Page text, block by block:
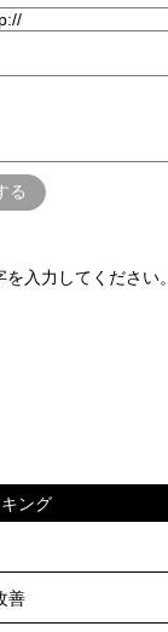
入力してください。
ング
善